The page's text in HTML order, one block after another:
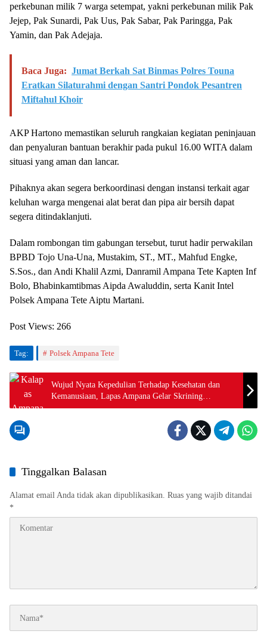
perkebunan milik 7 warga setempat, yakni perkebunan milik Pak
Jejep, Pak Sunardi, Pak Uus, Pak Sabar, Pak Paringga, Pak
Yamin, dan Pak Adejaja.
Baca Juga: Jumat Berkah Sat Binmas Polres Touna
Eratkan Silaturahmi dengan Santri Pondok Pesantren
Miftahul Khoir
AKP Hartono memastikan seluruh rangkaian kegiatan peninjauan
dan penyaluran bantuan berakhir pada pukul 16.00 WITA dalam
situasi yang aman dan lancar.
Pihaknya akan segera berkoordinasi dengan instansi terkait agar
keluhan warga mengenai alat berat dan pipa air bersih dapat
segera ditindaklanjuti.
Dalam rombongan tim gabungan tersebut, turut hadir perwakilan
BPBD Tojo Una-Una, Mustakim, ST., MT., Mahfud Engke,
S.Sos., dan Andi Khalil Azmi, Danramil Ampana Tete Kapten Inf
Bolo, Bhabinkamtibmas Aipda Awaluddin, serta Kanit Intel
Polsek Ampana Tete Aiptu Martani.
Post Views: 266
Tag: Polsek Ampana Tete
Wujud Nyata Kepedulian Terhadap Kesehatan dan
Kemanusiaan, Lapas Ampana Gelar Skrining
HIV/AIDS Untuk Warga Binaan
Tinggalkan Balasan
Alamat email Anda tidak akan dipublikasikan. Ruas yang wajib ditandai
*